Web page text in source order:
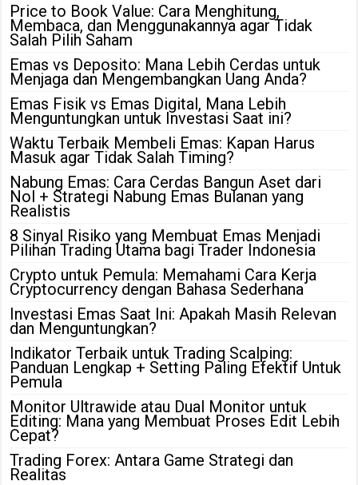
Price to Book Value: Cara Menghitung,
Membaca, dan Menggunakannya agar Tidak
Salah Pilih Saham
Emas vs Deposito: Mana Lebih Cerdas untuk
Menjaga dan Mengembangkan Uang Anda?
Emas Fisik vs Emas Digital, Mana Lebih
Menguntungkan untuk Investasi Saat ini?
Waktu Terbaik Membeli Emas: Kapan Harus
Masuk agar Tidak Salah Timing?
Nabung Emas: Cara Cerdas Bangun Aset dari
Nol + Strategi Nabung Emas Bulanan yang
Realistis
8 Sinyal Risiko yang Membuat Emas Menjadi
Pilihan Trading Utama bagi Trader Indonesia
Crypto untuk Pemula: Memahami Cara Kerja
Cryptocurrency dengan Bahasa Sederhana
Investasi Emas Saat Ini: Apakah Masih Relevan
dan Menguntungkan?
Indikator Terbaik untuk Trading Scalping:
Panduan Lengkap + Setting Paling Efektif Untuk
Pemula
Monitor Ultrawide atau Dual Monitor untuk
Editing: Mana yang Membuat Proses Edit Lebih
Cepat?
Trading Forex: Antara Game Strategi dan
Realitas